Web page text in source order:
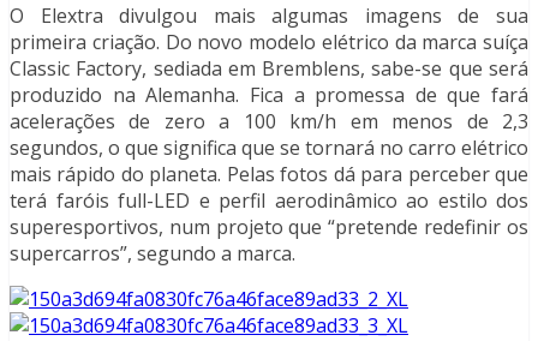
O Elextra divulgou mais algumas imagens de sua
primeira criação. Do novo modelo elétrico da marca suíça
Classic Factory, sediada em Bremblens, sabe-se que será
produzido na Alemanha. Fica a promessa de que fará
acelerações de zero a 100 km/h em menos de 2,3
segundos, o que significa que se tornará no carro elétrico
mais rápido do planeta. Pelas fotos dá para perceber que
terá faróis full-LED e perfil aerodinâmico ao estilo dos
superesportivos, num projeto que “pretende redefinir os
supercarros”, segundo a marca.